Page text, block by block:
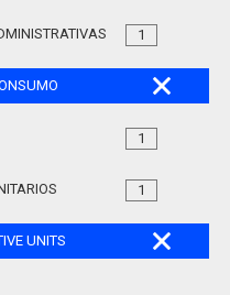
1
1
1
UNITS